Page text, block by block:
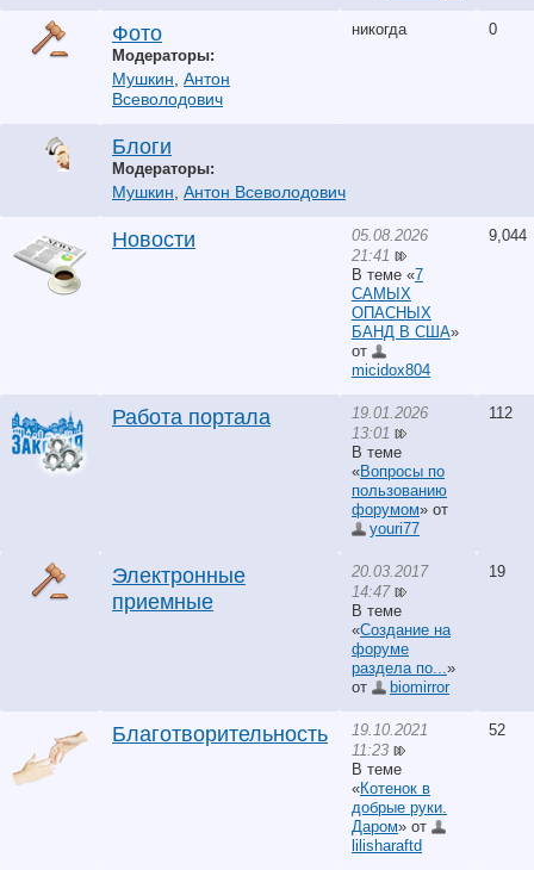
Фото
Модераторы:
Мушкин Антон
Всеволодович
никогда 0
Блоги
Модераторы:
Мушкин Антон Всеволодович
Новости
05.08.2026
21:41
В теме «7
САМЫХ
ОПАСНЫХ
БАНД В США»
от
micidox804
9,044
Работа портала
19.01.2026
13:01
В теме
«Вопросы по
пользованию
форумом» от
youri77
112
Электронные
приемные
20.03.2017
14:47
В теме
«Создание на
форуме
раздела по... »
от
biomirror
19
Благотворительность
19.10.2021
11:23
В теме
«Котенок в
добрые руки.
Даром» от
lilisharaftd
52